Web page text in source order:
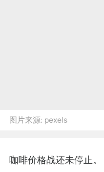
图片来源: pexels
咖啡价格战还未停止。